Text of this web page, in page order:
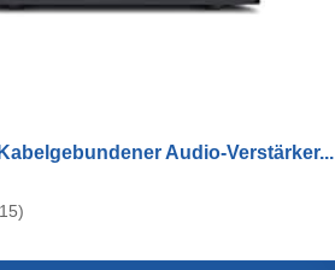
Audio-Verstärker...